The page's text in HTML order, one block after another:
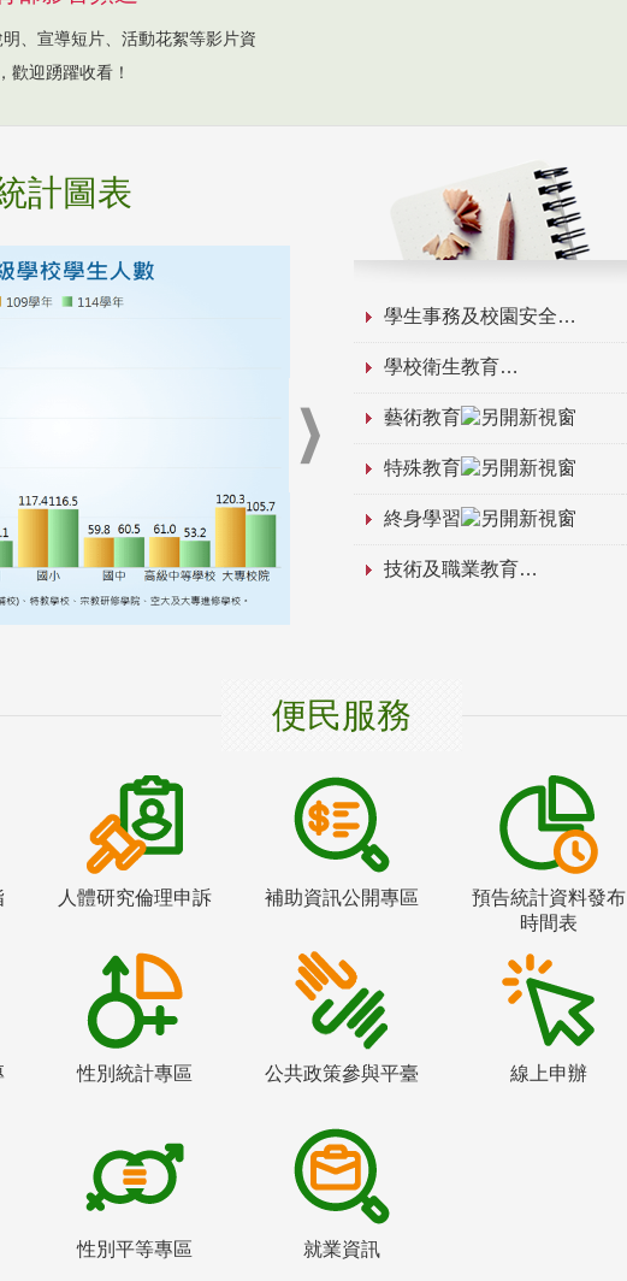
、宣導短片、活動花絮等影片資
歡迎踴躍收看！
計圖表
學生事務及校園安全
學校衛生教育
藝術教育
特殊教育
終身學習
技術及職業教育
便民服務
人體研究倫理申訴 補助資訊公開專區
預告統計資料發布
時間表
性別統計專區 公共政策參與平臺 線上申辦
性別平等專區 就業資訊